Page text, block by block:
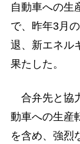
自動車への生
で、昨年3月
退、新エネル
果たした。
合弁先と協
動車への生産
を含め、強烈